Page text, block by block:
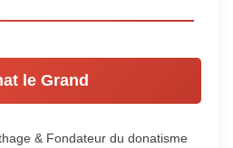
le Grand
& Fondateur du donatisme